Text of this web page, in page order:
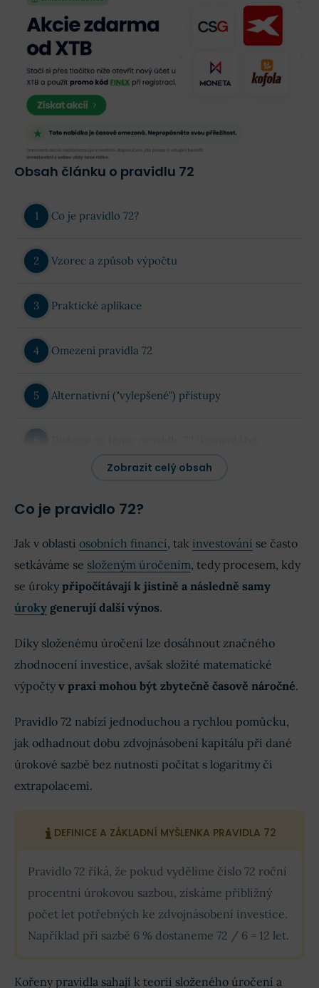
Obsah článku o pravidlu 72
Co je pravidlo 72?
Vzorec a způsob výpočtu
Praktické aplikace
Omezení pravidla 72
Alternativní ("vylepšené") přístupy
Zobrazit celý obsah
Co je pravidlo 72?
Jak v oblasti osobních financí, tak investování se často
setkáváme se složeným úročením, tedy procesem, kdy
se úroky připočítávají k jistině a následně samy
úroky generují další výnos.
Díky složenému úročení lze dosáhnout značného
zhodnocení investice, avšak složité matematické
výpočty v praxi mohou být zbytečně časově náročné.
Pravidlo 72 nabízí jednoduchou a rychlou pomůcku,
jak odhadnout dobu zdvojnásobení kapitálu při dané
úrokové sazbě bez nutnosti počítat s logaritmy či
extrapolacemi.
DEFINICE A ZÁKLADNÍ MYŠLENKA PRAVIDLA 72
Pravidlo 72 říká, že pokud vydělíme číslo 72 roční
procentní úrokovou sazbou, získáme přibližný
počet let potřebných ke zdvojnásobení investice.
Například při sazbě 6 % dostaneme 72 / 6 = 12 let.
Kořeny pravidla sahají k teorii složeného úročení a